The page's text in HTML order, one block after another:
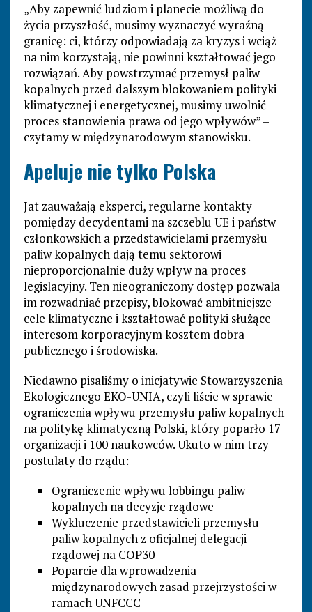
„Aby zapewnić ludziom i planecie możliwą do
życia przyszłość, musimy wyznaczyć wyraźną
granicę: ci, którzy odpowiadają za kryzys i wciąż
na nim korzystają, nie powinni kształtować jego
rozwiązań. Aby powstrzymać przemysł paliw
kopalnych przed dalszym blokowaniem polityki
klimatycznej i energetycznej, musimy uwolnić
proces stanowienia prawa od jego wpływów” –
czytamy w międzynarodowym stanowisku.
Apeluje nie tylko Polska
Jat zauważają eksperci, regularne kontakty
pomiędzy decydentami na szczeblu UE i państw
członkowskich a przedstawicielami przemysłu
paliw kopalnych dają temu sektorowi
nieproporcjonalnie duży wpływ na proces
legislacyjny. Ten nieograniczony dostęp pozwala
im rozwadniać przepisy, blokować ambitniejsze
cele klimatyczne i kształtować polityki służące
interesom korporacyjnym kosztem dobra
publicznego i środowiska.
Niedawno pisaliśmy o inicjatywie Stowarzyszenia
Ekologicznego EKO-UNIA, czyli liście w sprawie
ograniczenia wpływu przemysłu paliw kopalnych
na politykę klimatyczną Polski, który poparło 17
organizacji i 100 naukowców. Ukuto w nim trzy
postulaty do rządu:
Ograniczenie wpływu lobbingu paliw
kopalnych na decyzje rządowe
Wykluczenie przedstawicieli przemysłu
paliw kopalnych z oficjalnej delegacji
rządowej na COP30
Poparcie dla wprowadzenia
międzynarodowych zasad przejrzystości w
ramach UNFCCC